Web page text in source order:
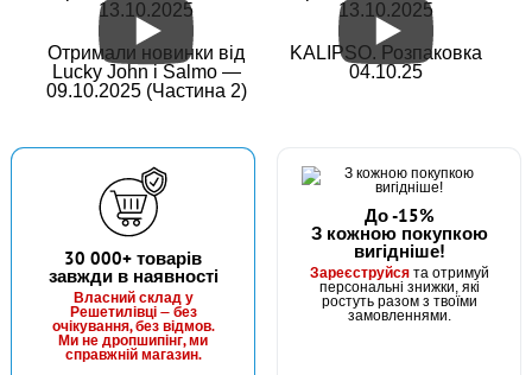
#FF-22G-8
В наявності
Маг: 3 шт Базар: 5 шт
24 грн 8 шт.
13.10.2025
13.10.2025
Отримали новинки від
Lucky John і Salmo —
09.10.2025 (Частина 2)
KALIPSO. Розпаковка
04.10.25
30 000+ товарів
завжди в наявності
Власний склад у
Решетилівці — без
очікування, без відмов.
Ми не дропшипінг, ми
справжній магазин.
До -15%
З кожною покупкою
вигідніше!
Зареєструйсята отримуй
персональні знижки, які
ростуть разом з твоїми
замовленнями.